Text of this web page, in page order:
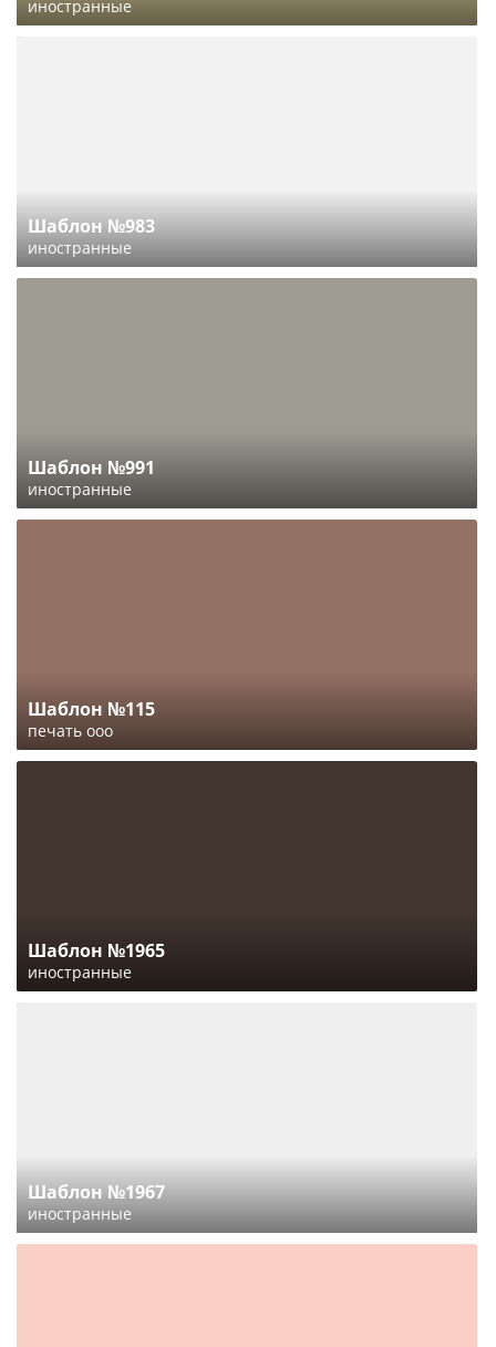
иностранные
Шаблон №983
иностранные
Шаблон №991
иностранные
Шаблон №115
печать ооо
Шаблон №1965
иностранные
Шаблон №1967
иностранные